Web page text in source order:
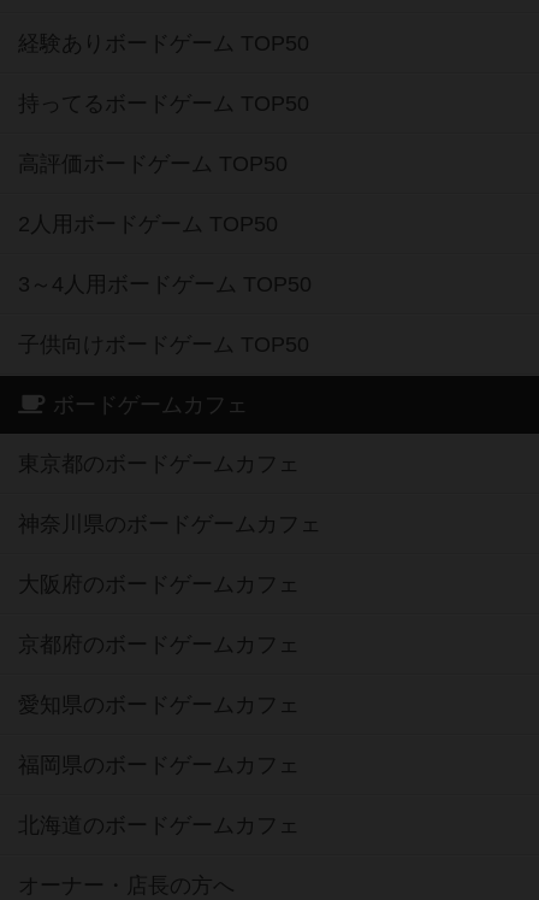
経験ありボードゲーム TOP50
持ってるボードゲーム TOP50
高評価ボードゲーム TOP50
2人用ボードゲーム TOP50
3～4人用ボードゲーム TOP50
子供向けボードゲーム TOP50
ボードゲームカフェ
東京都のボードゲームカフェ
神奈川県のボードゲームカフェ
大阪府のボードゲームカフェ
京都府のボードゲームカフェ
愛知県のボードゲームカフェ
福岡県のボードゲームカフェ
北海道のボードゲームカフェ
オーナー・店長の方へ